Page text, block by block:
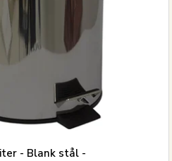
- Blank stål -